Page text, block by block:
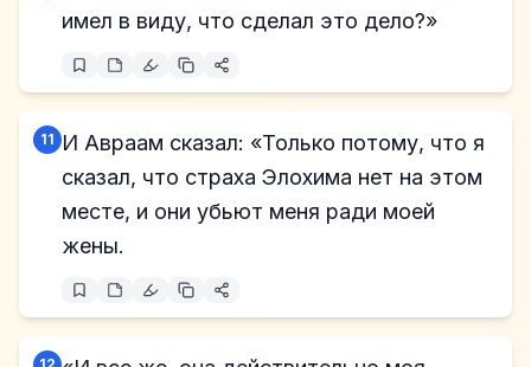
имел в виду, что сделал это дело?»
11 И Авраам сказал: «Только потому, что я
сказал, что страха Элохима нет на этом
месте, и они убьют меня ради моей
жены.